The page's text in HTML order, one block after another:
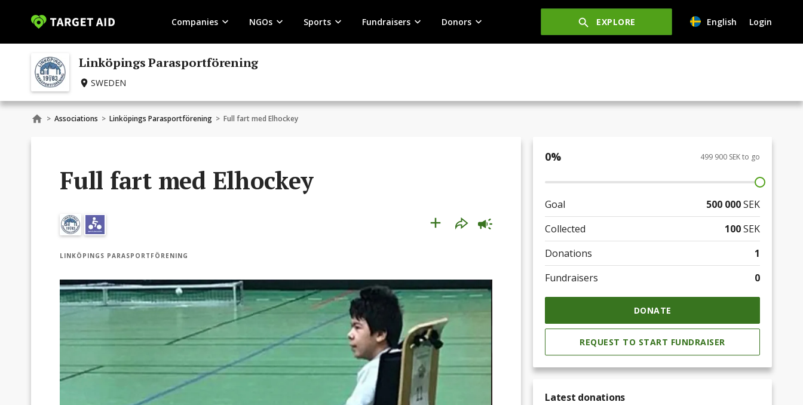
Companies NGOs Sports Fundraisers Donors EXPLORE English Login
Linköpings Parasportförening
SWEDEN
> Associations > Linköpings Parasportförening > Full fart med Elhockey
Full fart med Elhockey
LINKÖPINGS PARASPORTFÖRENING
0% 499 900 SEK to go
Goal 500 000SEK
Collected
100SEK
Donations
1
Fundraisers
0
DONATE
REQUEST TO START FUNDRAISER
Latest donations